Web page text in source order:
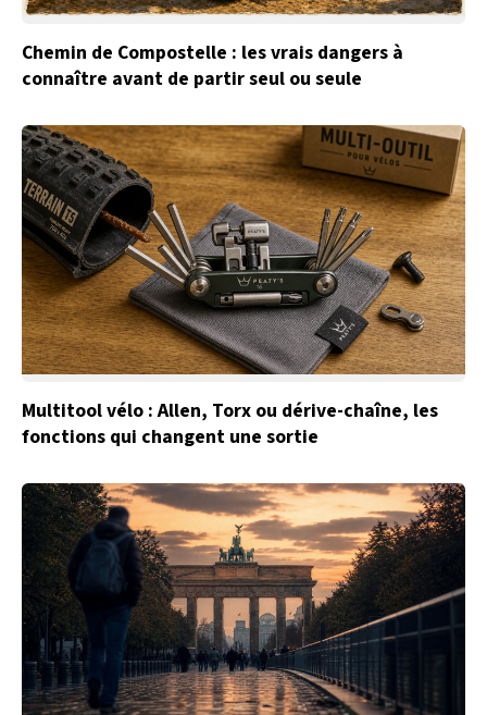
Chemin de Compostelle : les vrais dangers à
connaître avant de partir seul ou seule
Multitool vélo : Allen, Torx ou dérive-chaîne, les
fonctions qui changent une sortie